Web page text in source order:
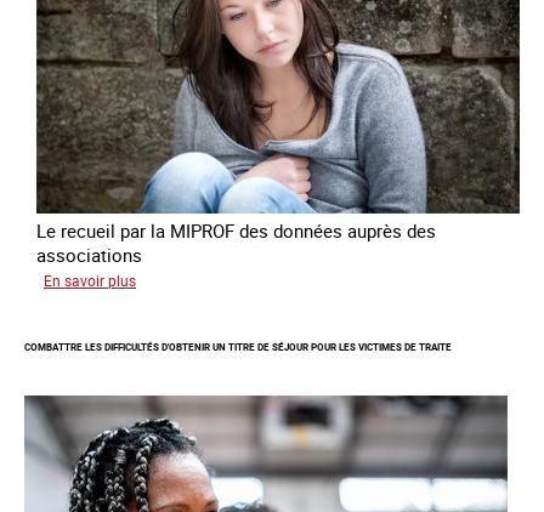
fins
de
criminalité
forcée
en
Europe
Le recueil par la MIPROF des données auprès des
associations
En savoir plus
l'enquête
sur
les
victimes
de
traite
COMBATTRE LES DIFFICULTÉS D'OBTENIR UN TITRE DE SÉJOUR POUR LES VICTIMES DE TRAITE